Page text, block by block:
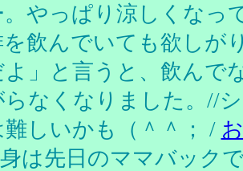
。やっぱり涼しくなっ
飲んでいても欲しが
よ」と言うと、飲んで
らなくなりました。//
難しいかも（＾＾； /
は先日のママバック